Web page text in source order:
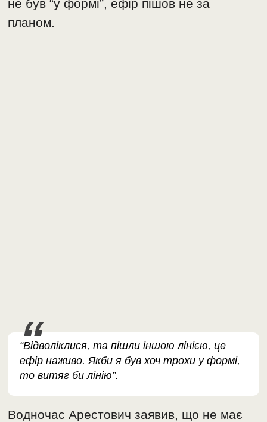
не був “у формі”, ефір пішов не за
планом.
“Відволіклися, та пішли іншою лінією, це
ефір наживо. Якби я був хоч трохи у формі,
то витяг би лінію”.
Водночас Арестович заявив, що не має